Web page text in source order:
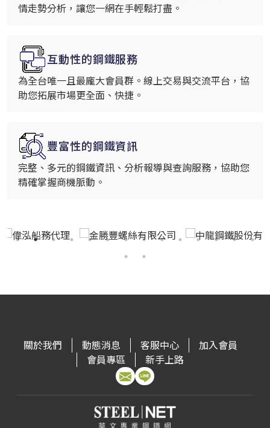
情走勢分析，讓您一網在手輕鬆打盡。
互動性的鋼鐵服務
為全台唯一且最龐大會員群。線上交易與交流平台，協
助您拓展市場更全面、快捷。
豐富性的鋼鐵資訊
完整、多元的鋼鐵資訊、分析報導與查詢服務，協助您
精確掌握商機脈動。
關於我們 動態消息 客服中心
加入會員
會員專區
新手上路